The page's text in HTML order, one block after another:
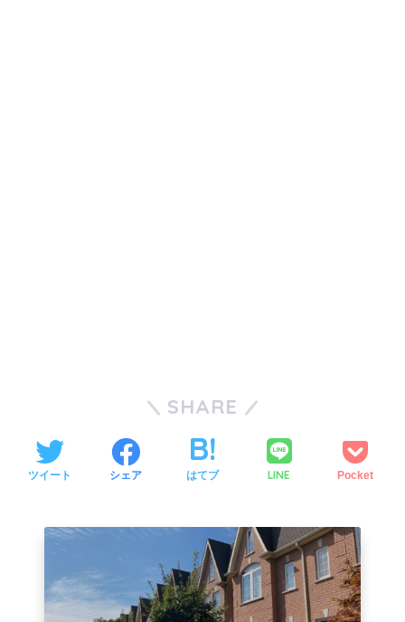
SHARE
ツイート シェア はてブ LINE Pocket